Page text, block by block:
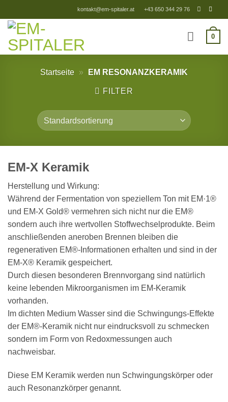
Inhalt
springen
kontakt@em-spitaler.at +43 650 344 29 76
0
Startseite » EM RESONANZKERAMIK
FILTER
EM-X Keramik
Herstellung und Wirkung:
Während der Fermentation von speziellem Ton mit EM·1®
und EM-X Gold® vermehren sich nicht nur die EM®
sondern auch ihre wertvollen Stoffwechselprodukte. Beim
anschließenden aneroben Brennen bleiben die
regenerativen EM®-Informationen erhalten und sind in der
EM-X® Keramik gespeichert.
Durch diesen besonderen Brennvorgang sind natürlich
keine lebenden Mikroorganismen im EM-Keramik
vorhanden.
Im dichten Medium Wasser sind die Schwingungs-Effekte
der EM®-Keramik nicht nur eindrucksvoll zu schmecken
sondern im Form von Redoxmessungen auch
nachweisbar.
Diese EM Keramik werden nun Schwingungskörper oder
auch Resonanzkörper genannt.